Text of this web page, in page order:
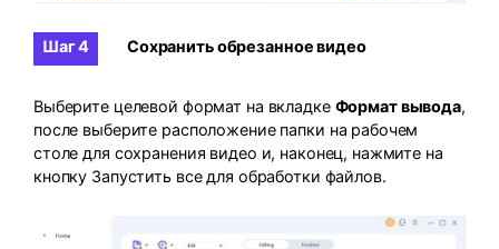
Шаг 4 Сохранить обрезанное видео
Выберите целевой формат на вкладке Формат вывода,
после выберите расположение папки на рабочем
столе для сохранения видео и, наконец, нажмите на
кнопку Запустить вседля обработки файлов.